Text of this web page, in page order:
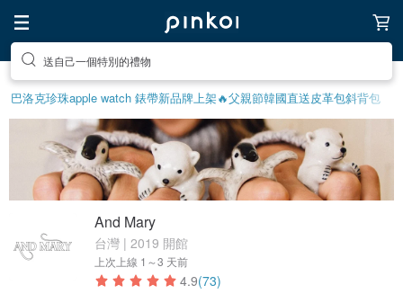
前往打造療癒的放鬆生活
巴洛克珍珠apple watch 錶帶新品牌上架🔥父親節韓國直送皮革包斜背包
And Mary
台灣 | 2019 開館
上次上線 1～3 天前
4.9(73)